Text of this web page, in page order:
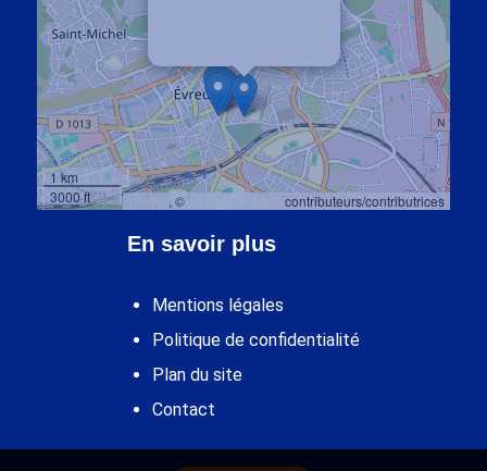
1 km
3000 ft
Leaflet , © OpenStreetMap contributeurs/contributrices
En savoir plus
Mentions légales
Politique de confidentialité
Plan du site
Contact